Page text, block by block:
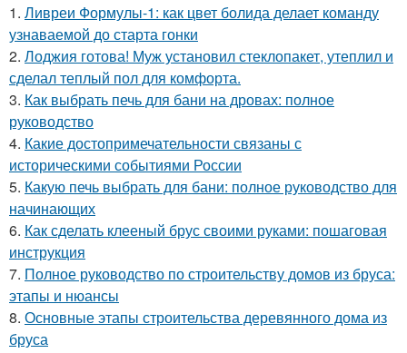
1. Ливреи Формулы-1: как цвет болида делает команду
узнаваемой до старта гонки
2. Лоджия готова! Муж установил стеклопакет, утеплил и
сделал теплый пол для комфорта.
3. Как выбрать печь для бани на дровах: полное
руководство
4. Какие достопримечательности связаны с
историческими событиями России
5. Какую печь выбрать для бани: полное руководство для
начинающих
6. Как сделать клееный брус своими руками: пошаговая
инструкция
7. Полное руководство по строительству домов из бруса:
этапы и нюансы
8. Основные этапы строительства деревянного дома из
бруса